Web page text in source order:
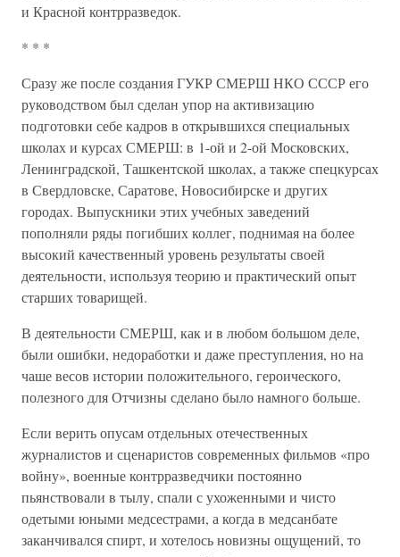
и Красной контрразведок.
* * *
Сразу же после создания ГУКР СМЕРШ НКО СССР его
руководством был сделан упор на активизацию
подготовки себе кадров в открывшихся специальных
школах и курсах СМЕРШ: в 1-ой и 2-ой Московских,
Ленинградской, Ташкентской школах, а также спецкурсах
в Свердловске, Саратове, Новосибирске и других
городах. Выпускники этих учебных заведений
пополняли ряды погибших коллег, поднимая на более
высокий качественный уровень результаты своей
деятельности, используя теорию и практический опыт
старших товарищей.
В деятельности СМЕРШ, как и в любом большом деле,
были ошибки, недоработки и даже преступления, но на
чаше весов истории положительного, героического,
полезного для Отчизны сделано было намного больше.
Если верить опусам отдельных отечественных
журналистов и сценаристов современных фильмов «про
войну», военные контрразведчики постоянно
пьянствовали в тылу, спали с ухоженными и чисто
одетыми юными медсестрами, а когда в медсанбате
заканчивался спирт, и хотелось новизны ощущений, то